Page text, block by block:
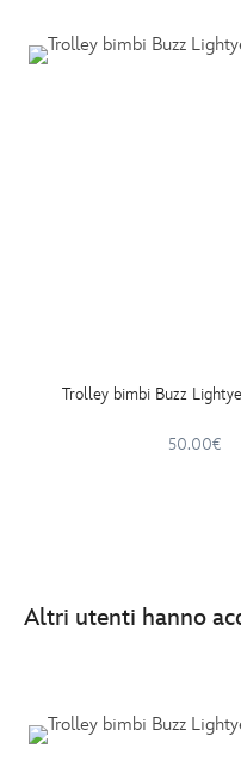
Trolley bimbi Buzz
50.00€
Altri utenti hanno